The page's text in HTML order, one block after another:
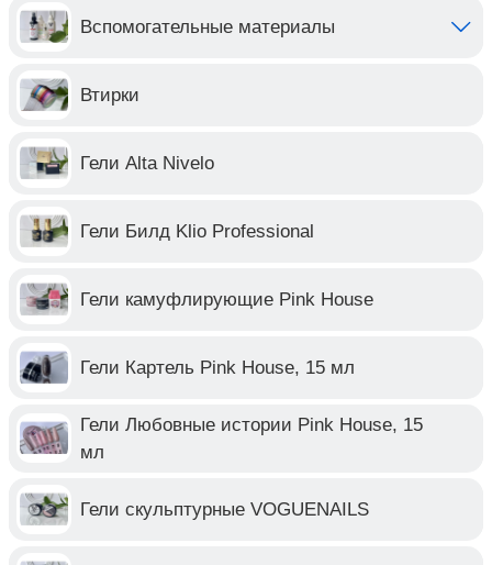
Вспомогательные материалы
Втирки
Гели Alta Nivelo
Гели Билд Klio Professional
Гели камуфлирующие Pink House
Гели Картель Pink House, 15 мл
Гели Любовные истории Pink House, 15
мл
Гели скульптурные VOGUENAILS